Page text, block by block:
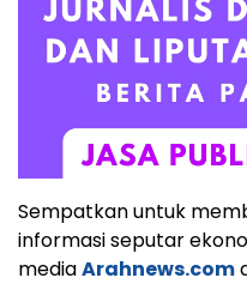
Sempatkan untuk
informasi seputar
mediaArahnews.com